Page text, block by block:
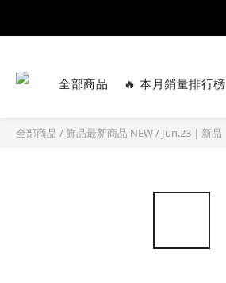
全部商品 🔥 本月銷量排行榜
全部商品 /飾品最新商品 NEW/ Jun.23｜新品